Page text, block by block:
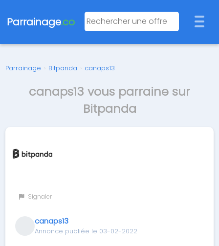
Parrainage.co
Parrainage › Bitpanda › canaps13
canaps13 vous parraine sur
Bitpanda
Signaler
canaps13
Annonce publiée le 03-02-2022